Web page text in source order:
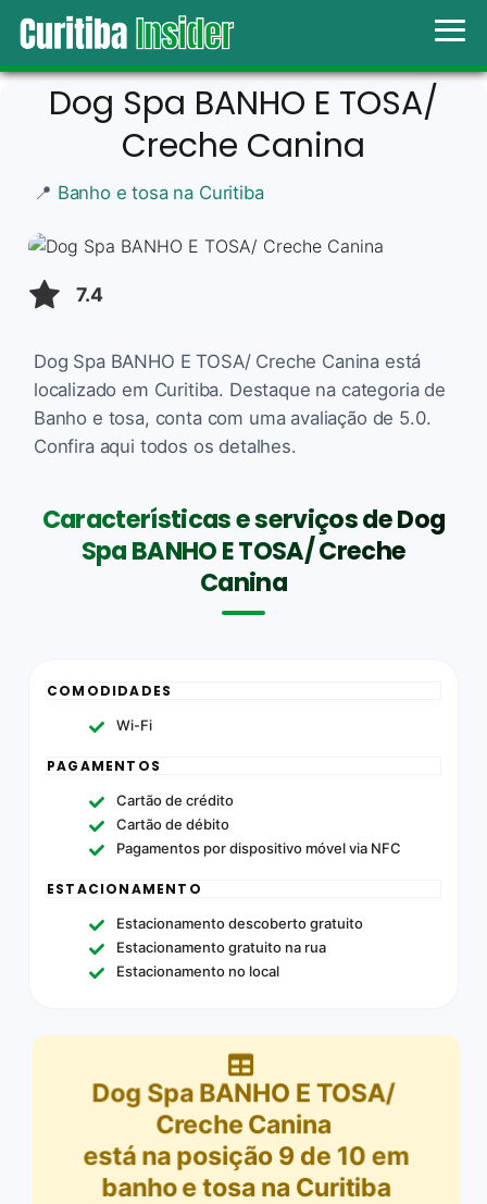
Dog Spa BANHO E TOSA/
Creche Canina
📍 Banho e tosa na Curitiba
7.4
Dog Spa BANHO E TOSA/ Creche Canina está
localizado em Curitiba. Destaque na categoria de
Banho e tosa, conta com uma avaliação de 5.0.
Confira aqui todos os detalhes.
Características e serviços de Dog
Spa BANHO E TOSA/ Creche
Canina
COMODIDADES
Wi-Fi
PAGAMENTOS
Cartão de crédito
Cartão de débito
Pagamentos por dispositivo móvel via NFC
ESTACIONAMENTO
Estacionamento descoberto gratuito
Estacionamento gratuito na rua
Estacionamento no local
Dog Spa BANHO E TOSA/
Creche Canina
está na posição 9 de 10 em
banho e tosa na Curitiba